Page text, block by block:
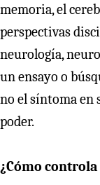
memoria, el
perspectivas
neurología,
un ensayo o
no el síntoma en
poder.
¿Cómo